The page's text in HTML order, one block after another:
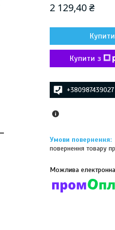
2 129,40 ₴
Купити
Купити з
+380987439027
повернення товару